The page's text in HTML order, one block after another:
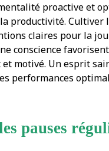
proactive et
productivité. Cultiver
claires pour la
conscience
motivé. Un esprit
performances
pauses